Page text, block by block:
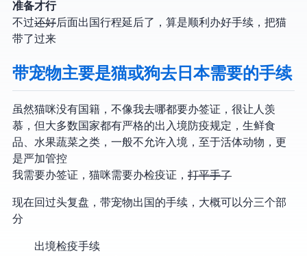
准备才行
不过还好后面出国行程延后了，算是顺利办好手续，把猫
带了过来
带宠物(主要是猫或狗)去日本需要的手续
虽然猫咪没有国籍，不像我去哪都要办签证，很让人羡
慕，但大多数国家都有严格的出入境防疫规定，生鲜食
品、水果蔬菜之类，一般不允许入境，至于活体动物，更
是严加管控
我需要办签证，猫咪需要办检疫证， 打平手了
现在回过头复盘，带宠物出国的手续，大概可以分三个部
分
出境检疫手续